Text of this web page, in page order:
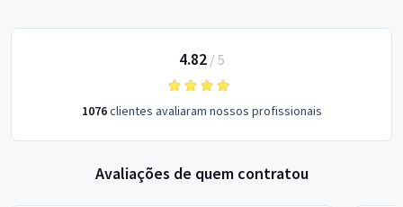
4.82/ 5
1076clientes avaliaram nossos profissionais
Avaliações de quem contratou